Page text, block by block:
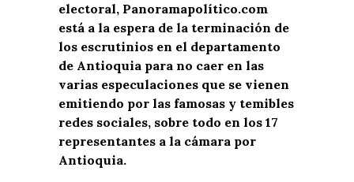
electoral, Panoramapolítico.com
está a la espera de la terminación de
los escrutinios en el departamento
de Antioquia para no caer en las
varias especulaciones que se vienen
emitiendo por las famosas y temibles
redes sociales, sobre todo en los 17
representantes a la cámara por
Antioquia.